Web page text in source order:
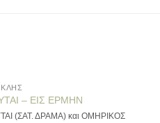
– ΕΙΣ ΕΡΜΗΝ
(ΣΑΤ. ΔΡΑΜΑ) και ΟΜΗΡΙΚΟΣ